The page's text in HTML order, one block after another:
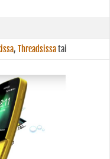
, Threadsissatai